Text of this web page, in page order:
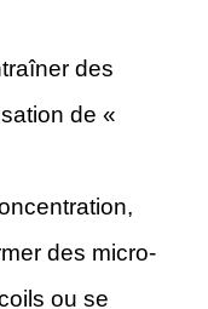
des
de «
des micro-
ou se